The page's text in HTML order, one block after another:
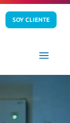
SOY CLIENTE
a